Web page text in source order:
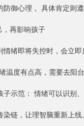
御心理， 具体肯定则
，再影响孩子
绪即将失控时，会立即
温度有点高，需要去阳
示范： 情绪可以识别
链，让理智脑重新上线。